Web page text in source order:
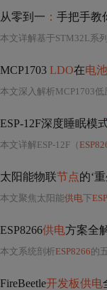
从零到一 ： 手把手教
本文详解基于STM32L系
MCP1703 LDO在电
本文深入解析MCP1703
ESP-12F深度睡眠模
本文详解ESP-12F（
太阳能物联节点的‘
本文聚焦太阳能供电下
ESP8266供电方案全
本文系统剖析ESP8266的
FireBeetle开发板供电